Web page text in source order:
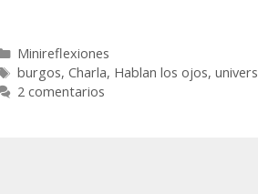
Categorías
Minireflexiones
Etiquetas
burgos, Charla, Hablan los ojos,
2 comentarios